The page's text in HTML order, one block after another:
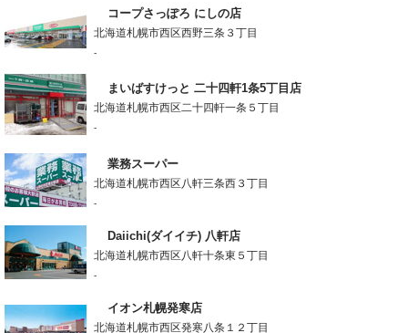
コープさっぽろ にしの店
北海道札幌市西区西野三条３丁目
-
まいばすけっと 二十四軒1条5丁目店
北海道札幌市西区二十四軒一条５丁目
-
業務スーパー
北海道札幌市西区八軒三条西３丁目
-
Daiichi(ダイイチ) 八軒店
北海道札幌市西区八軒十条東５丁目
-
イオン札幌発寒店
北海道札幌市西区発寒八条１２丁目